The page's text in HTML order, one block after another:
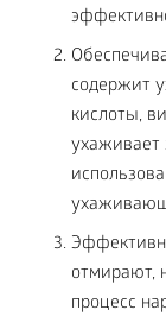
содержит
кислоты,
ухаживает
отмирают,
процесс